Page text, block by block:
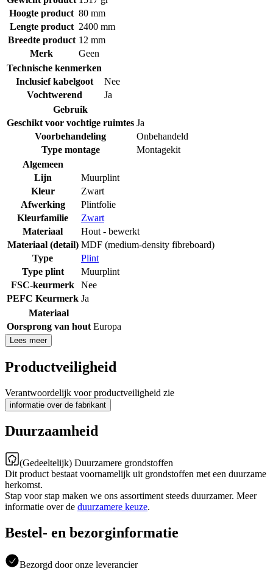
Hoogte product 80 mm
Lengte product 2400 mm
Breedte product 12 mm
Merk
Geen
Technische kenmerken
Inclusief kabelgoot
Nee
Vochtwerend
Ja
Gebruik
Geschikt voor vochtige ruimtes Ja
Voorbehandeling
Onbehandeld
Type montage
Montagekit
Algemeen
Lijn
Muurplint
Kleur
Zwart
Afwerking
Plintfolie
Kleurfamilie
Zwart
Materiaal
Hout - bewerkt
Materiaal (detail) MDF (medium-density fibreboard)
Type
Plint
Type plint
Muurplint
FSC-keurmerk
Nee
PEFC Keurmerk Ja
Materiaal
Oorsprong van hout Europa
Lees meer
Productveiligheid
Verantwoordelijk voor productveiligheid zie
informatie over de fabrikant
Duurzaamheid
(Gedeeltelijk) Duurzamere grondstoffen
Dit product bestaat voornamelijk uit grondstoffen met een duurzame
herkomst.
Stap voor stap maken we ons assortiment steeds duurzamer. Meer
informatie over de duurzamere keuze.
Bestel- en bezorginformatie
Bezorgd door onze leverancier